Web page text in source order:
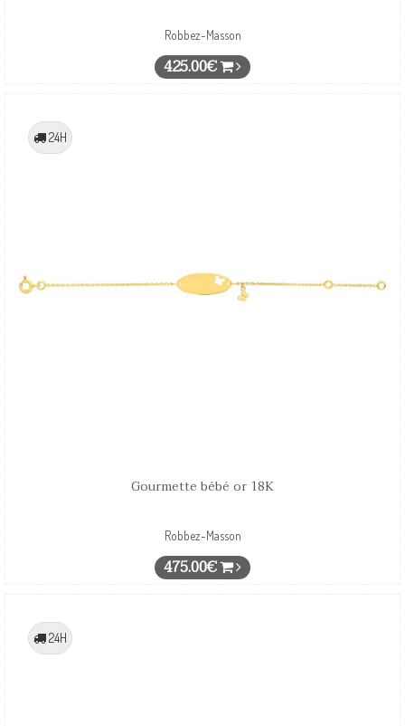
Robbez-Masson
425.00€
24H
Gourmette bébé or 18K
Robbez-Masson
475.00€
24H